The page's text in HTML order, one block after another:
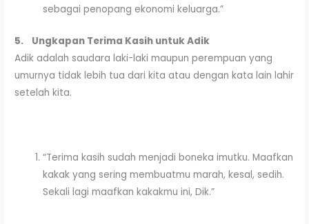
sebagai penopang ekonomi keluarga.”
5. Ungkapan Terima Kasih untuk Adik
Adik adalah saudara laki-laki maupun perempuan yang
umurnya tidak lebih tua dari kita atau dengan kata lain lahir
setelah kita.
“Terima kasih sudah menjadi boneka imutku. Maafkan
kakak yang sering membuatmu marah, kesal, sedih.
Sekali lagi maafkan kakakmu ini, Dik.”